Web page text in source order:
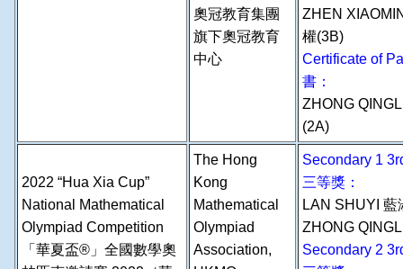
奧冠教育集團
旗下奧冠教育
中心
ZHEN
權(3B)
Certificate of
書：
ZHONG
(2A)
2022 “Hua Xia Cup”
National Mathematical
Olympiad Competition
「華夏盃®」全國數學奧
The Hong
Kong
Mathematical
Olympiad
Association,
Secondary 1
三等獎：
LAN SHUYI 藍
ZHONG
Secondary 2